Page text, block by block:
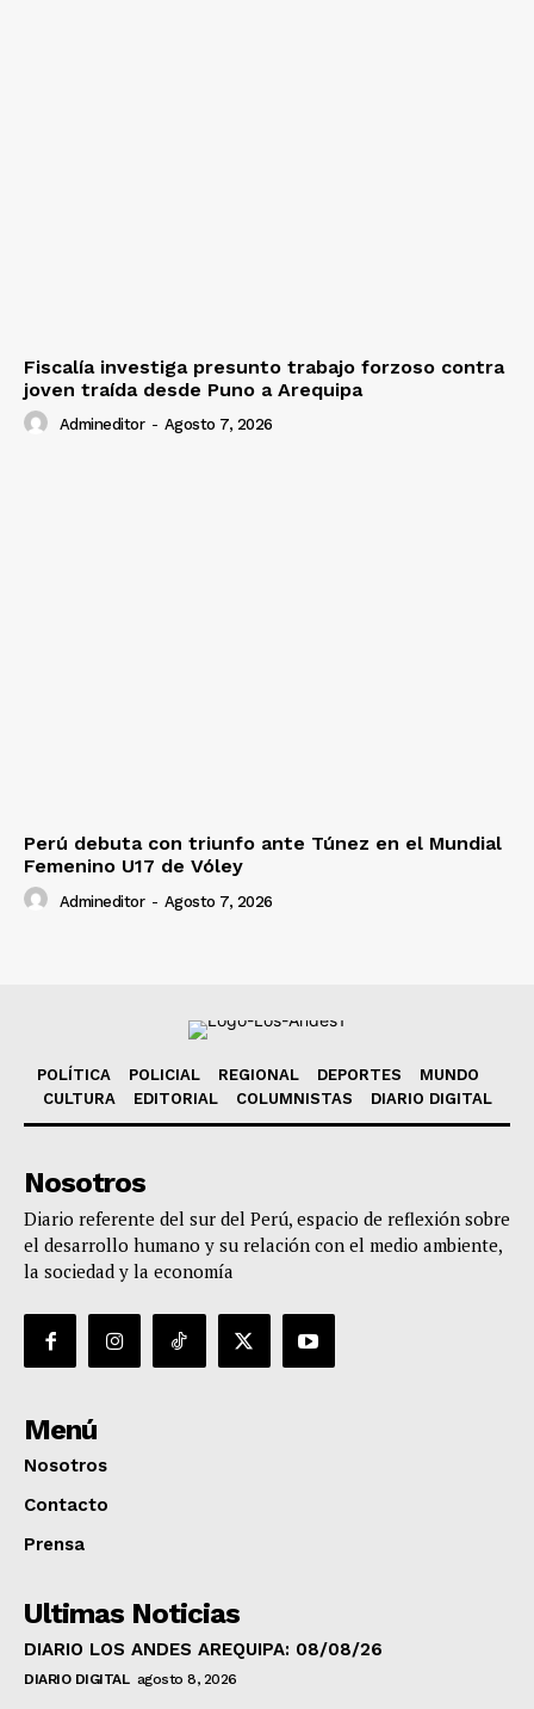
Fiscalía investiga presunto trabajo forzoso contra
joven traída desde Puno a Arequipa
Admineditor - Agosto 7, 2026
Perú debuta con triunfo ante Túnez en el Mundial
Femenino U17 de Vóley
Admineditor - Agosto 7, 2026
POLÍTICA POLICIAL REGIONAL DEPORTES
MUNDO
CULTURA
EDITORIAL COLUMNISTAS DIARIO DIGITAL
Nosotros
Diario referente del sur del Perú, espacio de reflexión sobre
el desarrollo humano y su relación con el medio ambiente,
la sociedad y la economía
Menú
Nosotros
Contacto
Prensa
Ultimas Noticias
DIARIO LOS ANDES AREQUIPA: 08/08/26
DIARIO DIGITAL agosto 8, 2026